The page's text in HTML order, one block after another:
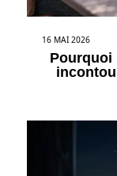
16 MAI 2026
Pourquoi